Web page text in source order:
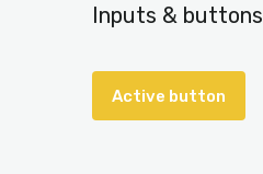
Inputs & buttons
Active button